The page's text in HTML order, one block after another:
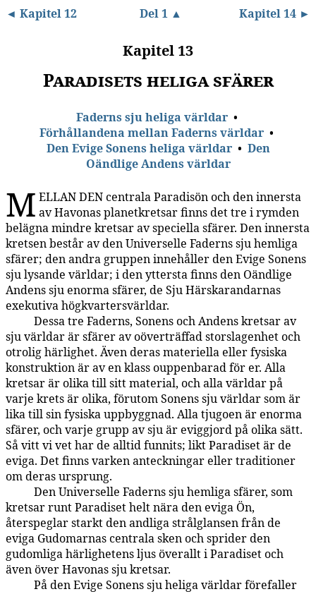
◄ Kapitel 12 Del 1 ▲ Kapitel 14 ►
Kapitel 13
Paradisets heliga sfärer
Faderns sju heliga världar•
Förhållandena mellan Faderns världar •
Den Evige Sonens heliga världar• Den
Oändlige Andens världar
M ELLAN DEN centrala Paradisön och den innersta
av Havonas planetkretsar finns det tre i rymden
belägna mindre kretsar av speciella sfärer. Den innersta
kretsen består av den Universelle Faderns sju hemliga
sfärer; den andra gruppen innehåller den Evige Sonens
sju lysande världar; i den yttersta finns den Oändlige
Andens sju enorma sfärer, de Sju Härskarandarnas
exekutiva högkvartersvärldar.
Dessa tre Faderns, Sonens och Andens kretsar av
sju världar är sfärer av oöverträffad storslagenhet och
otrolig härlighet. Även deras materiella eller fysiska
konstruktion är av en klass ouppenbarad för er. Alla
kretsar är olika till sitt material, och alla världar på
varje krets är olika, förutom Sonens sju världar som är
lika till sin fysiska uppbyggnad. Alla tjugoen är enorma
sfärer, och varje grupp av sju är eviggjord på olika sätt.
Så vitt vi vet har de alltid funnits; likt Paradiset är de
eviga. Det finns varken anteckningar eller traditioner
om deras ursprung.
Den Universelle Faderns sju hemliga sfärer, som
kretsar runt Paradiset helt nära den eviga Ön,
återspeglar starkt den andliga strålglansen från de
eviga Gudomarnas centrala sken och sprider den
gudomliga härlighetens ljus överallt i Paradiset och
även över Havonas sju kretsar.
På den Evige Sonens sju heliga världar förefaller